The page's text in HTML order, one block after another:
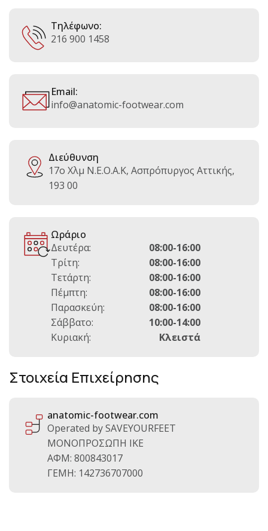
Τηλέφωνο:
216 900 1458
Email:
info@anatomic-footwear.com
Διεύθυνση
17ο Χλμ Ν.Ε.Ο.Α.Κ, Ασπρόπυργος Αττικής,
193 00
Ωράριο
Δευτέρα:
08:00-16:00
Τρίτη:
08:00-16:00
Τετάρτη:
08:00-16:00
Πέμπτη:
08:00-16:00
Παρασκεύη:
08:00-16:00
Σάββατο:
10:00-14:00
Κυριακή:
Κλειστά
Στοιχεία Επιχείρησης
anatomic-footwear.com
Operated by SAVEYOURFEET
ΜΟΝΟΠΡΟΣΩΠΗ ΙΚΕ
ΑΦΜ: 800843017
ΓΕΜΗ: 142736707000